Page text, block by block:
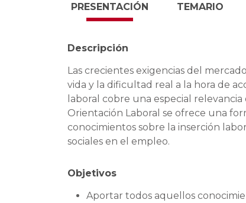
PRESENTACIÓN
Descripción
Las crecientes exigencias del
vida y la dificultad real a la hora de
laboral cobre una especial
Orientación Laboral se ofrece una
conocimientos sobre la inserción
sociales en el empleo.
Objetivos
Aportar todos aquellos
TEMARIO